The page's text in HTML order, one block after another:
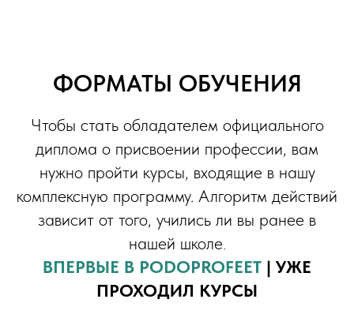
ФОРМАТЫ ОБУЧЕНИЯ
Чтобы стать обладателем официального
диплома о присвоении профессии, вам
нужно пройти курсы, входящие в нашу
комплексную программу. Алгоритм действий
зависит от того, учились ли вы ранее в
нашей школе.
ВПЕРВЫЕ В PODOPROFEET | УЖЕ
ПРОХОДИЛ КУРСЫ